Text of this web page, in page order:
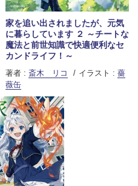
家を追い出されましたが、元気
に暮らしています ２ ～チートな
魔法と前世知識で快適便利なセ
カンドライフ！～
著者 : 斎木 リコ イラスト : 薔
薇缶